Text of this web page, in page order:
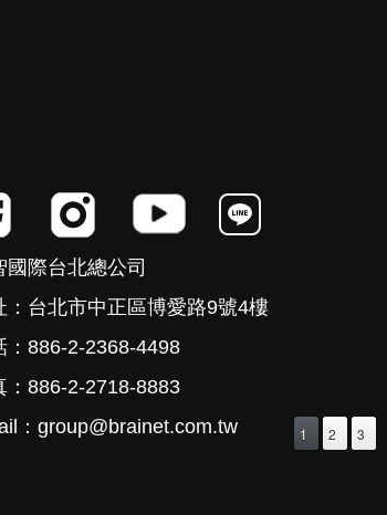
國際台北總公司
：台北市中正區博愛路9號4樓
：886-2-2368-4498
：886-2-2718-8883
：group@brainet.com.tw
1 2 3